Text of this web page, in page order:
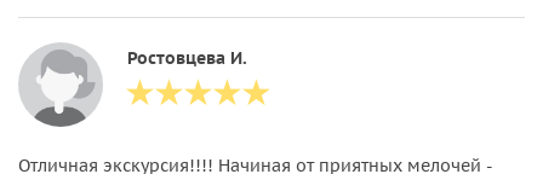
Ростовцева И.
Отличная экскурсия!!!! Начиная от приятных мелочей -